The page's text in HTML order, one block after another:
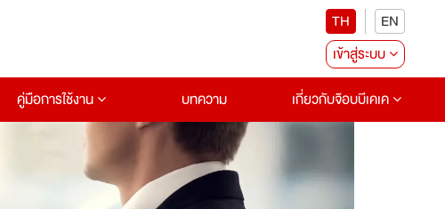
TH
EN
เข้าสู่ระบบ
คู่มือการใช้งาน บทความ เกี่ยวกับจ๊อบบีเคเค